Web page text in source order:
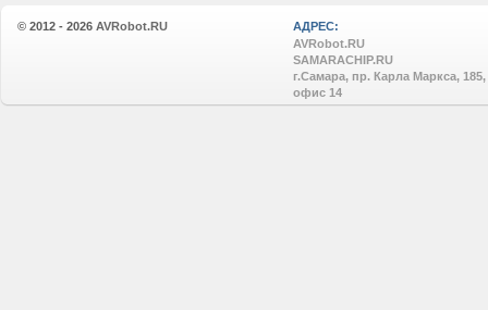
© 2012 - 2026 AVRobot.RU
АДРЕС:
AVRobot.RU
SAMARACHIP.RU
г.Самара, пр. Карла Маркса, 185,
офис 14